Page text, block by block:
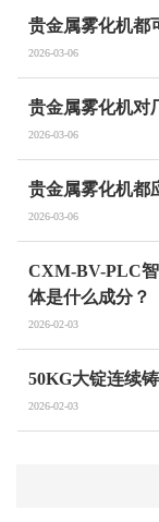
贵金属雾化机都
2026-03-06
贵金属雾化机对
2026-03-06
贵金属雾化机都
2026-03-06
CXM-BV-PLC
体是什么成分？
2026-02-03
50KG大锭连续
2026-02-03